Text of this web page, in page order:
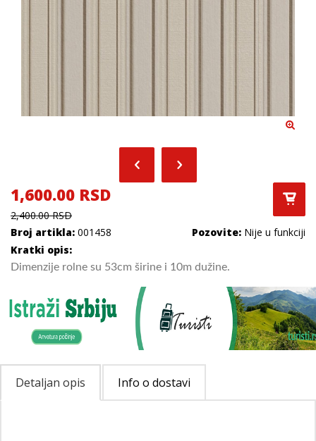
1,600.00 RSD
2,400.00 RSD
Broj artikla: 001458 Pozovite: Nije u funkciji
Kratki opis:
Dimenzije rolne su 53cm širine i 10m dužine.
Detaljan opis Info o dostavi